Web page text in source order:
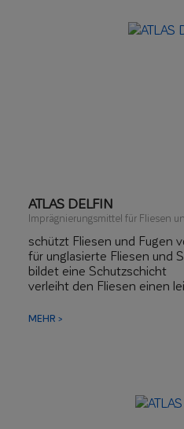
ATLAS DELFIN
Imprägnierungsmittel für Fliesen
schützt Fliesen und Fugen
für unglasierte Fliesen und
bildet eine Schutzschicht
verleiht den Fliesen einen
MEHR >